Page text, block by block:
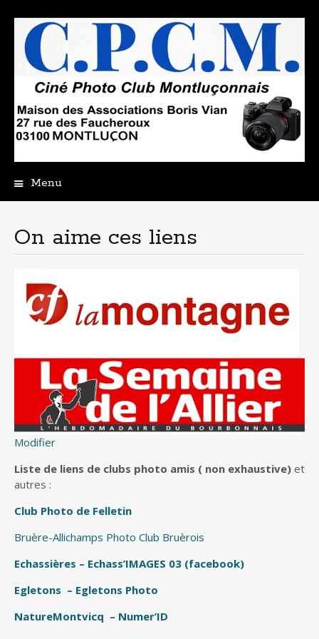
Menu
principal
On aime ces liens
Modifier
Liste de liens de clubs photo amis ( non exhaustive) et
autres :
Club Photo de Felletin
Bruère-Allichamps Photo Club Bruèrois
Echassières – Echass’IMAGES 03 (facebook)
Egletons – Egletons Photo
NatureMontvicq – Numer’ID